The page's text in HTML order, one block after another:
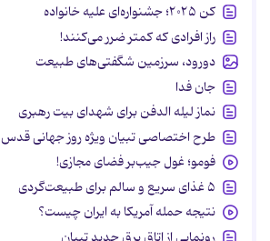
کن ۲۰۲۵؛ جشنواره‌ای علیه خانواده
راز افرادی که کمتر ضرر می‌کنند!
دورود، سرزمین شگفتی‌های طبیعت
جان فدا
نماز لیله الدفن برای شهدای بیت رهبری
طرح اختصاصی تبیان ویژه روز جهانی قدس
فومو؛ غول جیب‌بر فضای مجازی!
۵ غذای سریع و سالم برای طبیعت‌گردی
نتیجه حمله آمریکا به ایران چیست؟
رونمایی از اتاق برق جدید تبیان